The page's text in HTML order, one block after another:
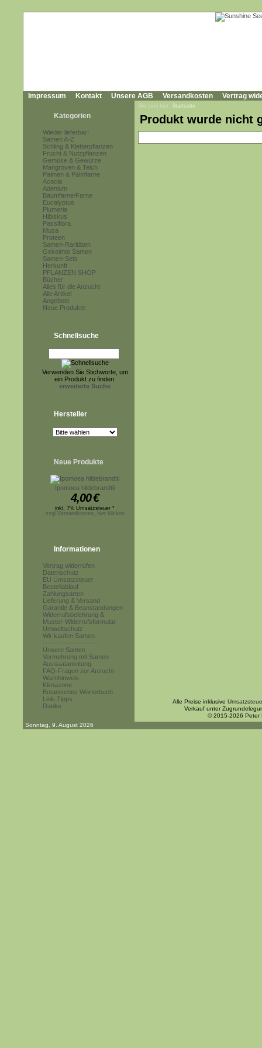
Impressum Kontakt Unsere AGB Versandkosten Vertrag
Kategorien
Wieder lieferbar!
Samen A-Z
Schling & Kletterpflanzen
Frucht & Nutzpflanzen
Gemüse & Gewürze
Mangroven & Teich
Palmen & Palmfarne
Acacia
Adenium
Baumfarne/Farne
Eucalyptus
Plumeria
Hibiskus
Passiflora
Musa
Proteen
Samen-Raritäten
Gekeimte Samen
Samen-Sets
Herkunft
PFLANZEN SHOP
Bücher
Alles für die Anzucht
Alle Artikel
Angebote
Neue Produkte
Schnellsuche
Verwenden Sie Stichworte, um
ein Produkt zu finden.
erweiterte Suche
Hersteller
Neue Produkte
Ipomoea hildebrandtii
4,00€
inkl. 7% Umsatzsteuer *
zzgl.Versandkosten, hier klicken
Informationen
Vertrag widerrufen
Datenschutz
EU Umsatzsteuer
Bestellablauf
Zahlungsarten
Lieferung & Versand
Garantie & Beanstandungen
Widerrufsbelehrung &
Muster-Widerrufsformular
Umweltschutz
Wir kaufen Samen
------------------------
Unsere Samen
Vermehrung mit Samen
Aussaatanleitung
FAQ-Fragen zur Anzucht
Warnhinweis
Klimazone
Botanisches Wörterbuch
Link-Tipps
Danke
Sie sind hier: Startseite
Produkt wurde nicht
Alle Preise inklusive
Verkauf unter
© 2015-2026 Peter
Sonntag, 9. August 2026